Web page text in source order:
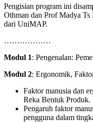
Pengisian program ini
Othman dan Prof Madya
dari UniMAP.
………………
Modul 1: Pengenalan:
Modul 2: Ergonomik,
Faktor manusia dan
Reka Bentuk Produk.
Pengaruh faktor
pengguna dalam